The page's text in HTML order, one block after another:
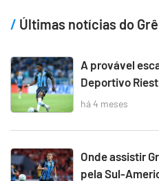
Últimas notícias do
A provável
Deportivo
há 4 meses
Onde assistir
pela Sul-